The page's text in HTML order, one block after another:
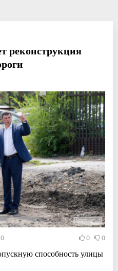
реконструкция
0 0
способность улицы